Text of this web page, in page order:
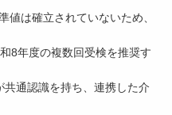
は確立されていないため、
8年度の複数回受検を推奨す
通認識を持ち、連携した介